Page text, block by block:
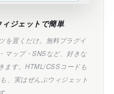
ジェットで簡単
を置くだけ。無料プラグイ
マップ・SNSなど、好きな
ます。HTML/CSSコードも
、実はぜんぶウィジェット